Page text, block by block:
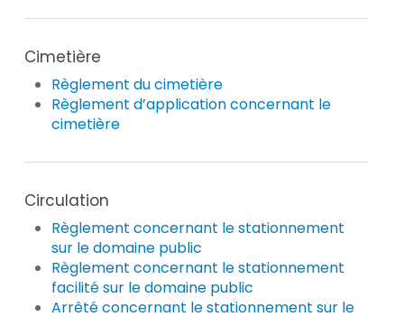
Cimetière
Règlement du cimetière
Règlement d’application concernant le
cimetière
Circulation
Règlement concernant le stationnement
sur le domaine public
Règlement concernant le stationnement
facilité sur le domaine public
Arrêté concernant le stationnement sur le